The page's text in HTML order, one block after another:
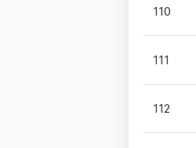
110
111
112